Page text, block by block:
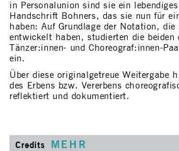
in Personalunion sind sie ein
Handschrift Bohners, das sie nun für
haben: Auf Grundlage der Notation, die
entwickelt haben, studierten die
Tänzer:innen- und Choreograf:innen-
ein.
Über diese originalgetreue Weitergabe
des Erbens bzw. Vererbens
reflektiert und dokumentiert.
Credits MEHR